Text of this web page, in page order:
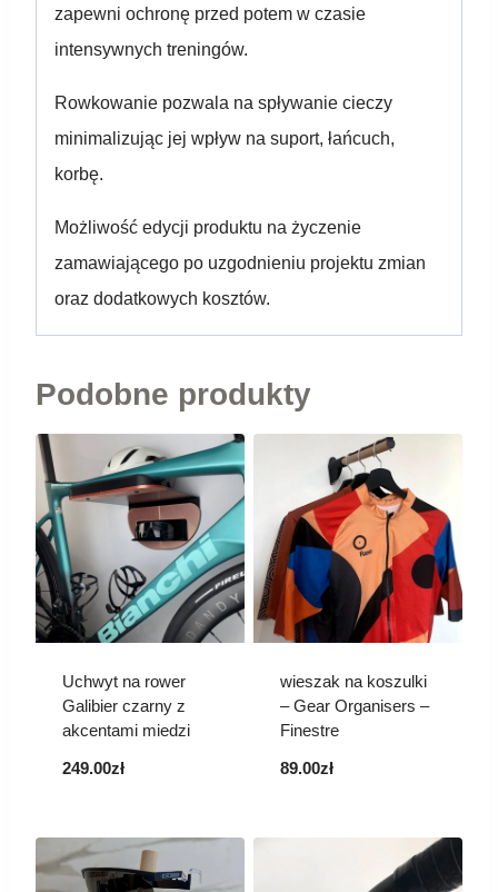
zapewni ochronę przed potem w czasie
intensywnych treningów.
Rowkowanie pozwala na spływanie cieczy
minimalizując jej wpływ na suport, łańcuch,
korbę.
Możliwość edycji produktu na życzenie
zamawiającego po uzgodnieniu projektu zmian
oraz dodatkowych kosztów.
Podobne produkty
Uchwyt na rower
Galibier czarny z
akcentami miedzi
249.00zł
wieszak na koszulki
– Gear Organisers –
Finestre
89.00zł